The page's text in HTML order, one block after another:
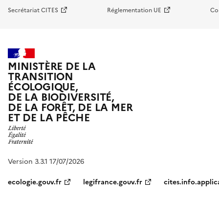
Secrétariat CITES Réglementation UE
MINISTÈRE DE LA
TRANSITION
ÉCOLOGIQUE,
DE LA BIODIVERSITÉ,
DE LA FORÊT, DE LA MER
ET DE LA PÊCHE
Version 3.3.1 17/07/2026
ecologie.gouv.fr
legifrance.gouv.fr